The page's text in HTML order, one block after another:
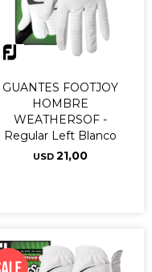
GUANTES FOOTJOY
HOMBRE
WEATHERSOF -
Regular Left Blanco
USD 21,00